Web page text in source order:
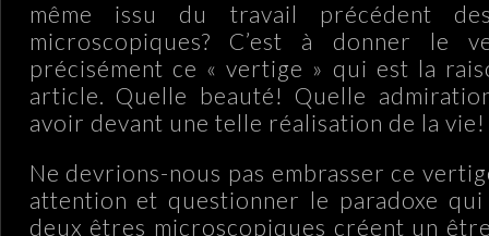
même issu du travail précédent
microscopiques? C’est à donner le
précisément ce « vertige » qui est la
article. Quelle beauté! Quelle
avoir devant une telle réalisation de la vie!
Ne devrions-nous pas embrasser ce
attention et questionner le paradoxe
deux êtres microscopiques créent un